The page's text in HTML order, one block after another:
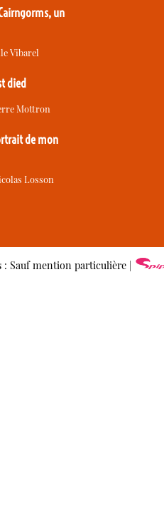
un
Vibarel
died
Mottron
de mon
Losson
: Sauf mention particulière |